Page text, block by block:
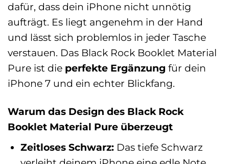
dafür, dass dein iPhone nicht unnötig
aufträgt. Es liegt angenehm in der Hand
und lässt sich problemlos in jeder Tasche
verstauen. Das Black Rock Booklet Material
Pure ist die perfekte Ergänzung für dein
iPhone 7 und ein echter Blickfang.
Warum das Design des Black Rock
Booklet Material Pure überzeugt
Zeitloses Schwarz: Das tiefe Schwarz